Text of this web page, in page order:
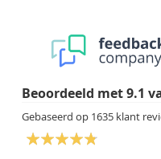
Beoordeeld met9.1
Gebaseerd op 1635 klant